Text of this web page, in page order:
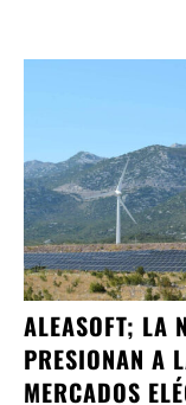
ALEASOFT; LA
PRESIONAN A
MERCADOS